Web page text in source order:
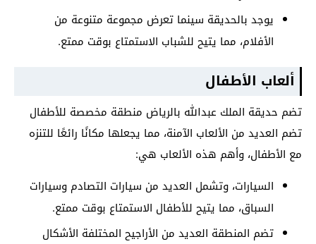
يوجد بالحديقة سينما تعرض مجموعة متنوعة من
الأفلام، مما يتيح للشباب الاستمتاع بوقت ممتع.
ألعاب الأطفال
تضم حديقة الملك عبدالله بالرياض منطقة مخصصة للأطفال
تضم العديد من الألعاب الآمنة، مما يجعلها مكانًا رائعًا للتنزه
مع الأطفال، وأهم هذه الألعاب هي:
السيارات، وتشمل العديد من سيارات التصادم وسيارات
السباق، مما يتيح للأطفال الاستمتاع بوقت ممتع.
تضم المنطقة العديد من الأراجيح المختلفة الأشكال